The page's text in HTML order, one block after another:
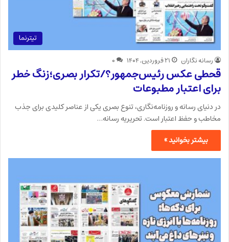
تیترنما
رسانه نگاران ۲۱ فروردین, ۱۴۰۴ ۰
قحطی عکس رئیس‌جمهور؟/تکرار بصری؛زنگ خطر
برای اعتبار مطبوعات
در دنیای رسانه و روزنامه‌نگاری، تنوع بصری یکی از عناصر کلیدی برای جذب
مخاطب و حفظ اعتبار است. تحریریه رسانه…
بیشتر بخوانید »